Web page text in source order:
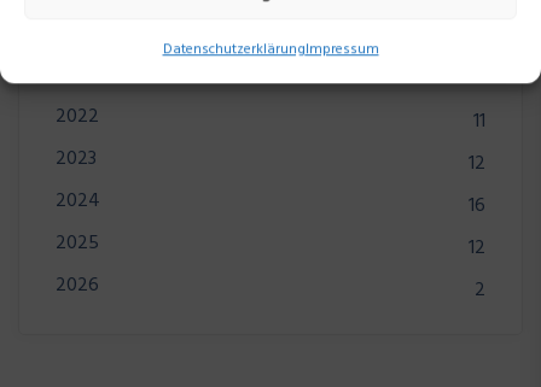
DatenschutzerklärungImpressum
Kategorien
2022
11
2023
12
2024
16
2025
12
2026
2